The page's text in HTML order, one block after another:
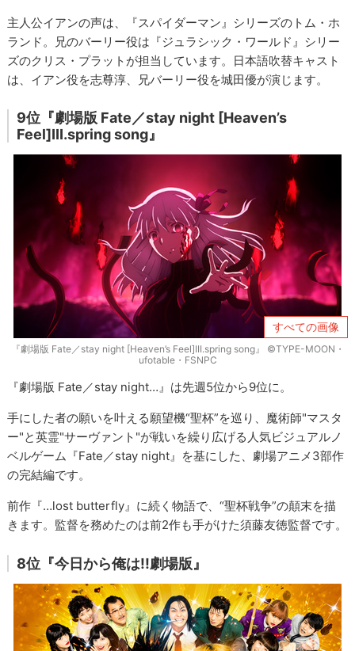
主人公イアンの声は、『スパイダーマン』シリーズのトム・ホ
ランド。兄のバーリー役は『ジュラシック・ワールド』シリー
ズのクリス・プラットが担当しています。日本語吹替キャスト
は、イアン役を志尊淳、兄バーリー役を城田優が演じます。
9位『劇場版 Fate／stay night [Heaven’s
Feel]III.spring song』
すべての画像
『劇場版 Fate／stay night [Heaven’s Feel]III.spring song』 ©TYPE-MOON・
ufotable・FSNPC
『劇場版 Fate／stay night…』は先週5位から9位に。
手にした者の願いを叶える願望機“聖杯”を巡り、魔術師"マスタ
ー"と英霊"サーヴァント"が戦いを繰り広げる人気ビジュアルノ
ベルゲーム『Fate／stay night』を基にした、劇場アニメ3部作
の完結編です。
前作『…lost butterfly』に続く物語で、“聖杯戦争”の顛末を描
きます。監督を務めたのは前2作も手がけた須藤友徳監督です。
8位『今日から俺は!!劇場版』